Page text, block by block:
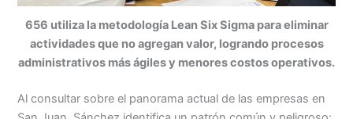
656 utiliza la metodología Lean Six Sigma para eliminar
actividades que no agregan valor, logrando procesos
administrativos más ágiles y menores costos operativos.
Al consultar sobre el panorama actual de las empresas en